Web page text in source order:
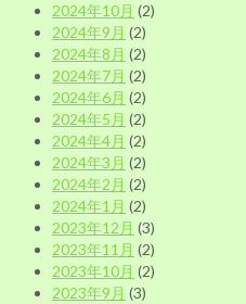
2024年10月 (2)
2024年9月 (2)
2024年8月 (2)
2024年7月 (2)
2024年6月 (2)
2024年5月 (2)
2024年4月 (2)
2024年3月 (2)
2024年2月 (2)
2024年1月 (2)
2023年12月 (3)
2023年11月 (2)
2023年10月 (2)
2023年9月 (3)